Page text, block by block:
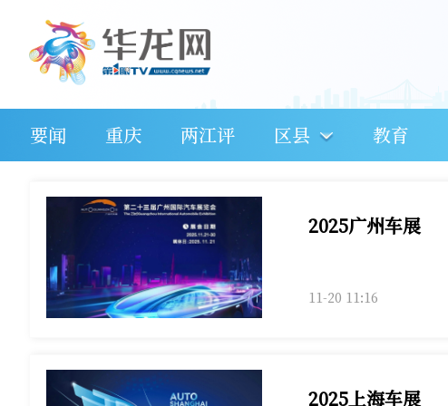
要闻 重庆 两江评 区县 教育
2025广州车展
11-20 11:16
2025上海车展